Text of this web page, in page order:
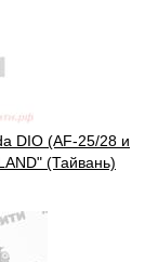
DIO (AF-25/28 и
(Тайвань)